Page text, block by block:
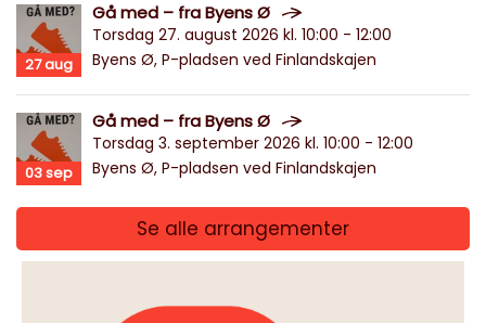
27aug
Gå med – fra Byens Ø
Torsdag 27. august 2026 kl. 10:00 - 12:00
Byens Ø, P-pladsen ved Finlandskajen
03sep
Gå med – fra Byens Ø
Torsdag 3. september 2026 kl. 10:00 - 12:00
Byens Ø, P-pladsen ved Finlandskajen
Se alle arrangementer